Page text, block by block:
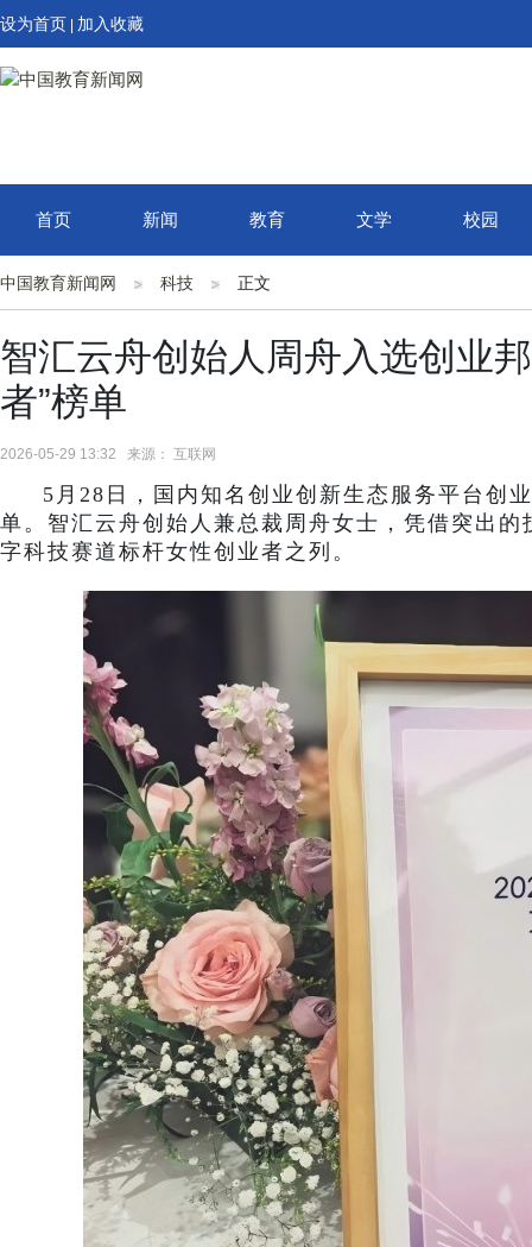
设为首页 加入收藏
首页 新闻 教育 文学 校园
中国教育新闻网 科技 正文
智汇云舟创始人周舟入选创业
者”榜单
2026-05-29 13:32 来源： 互联网
5月28日，国内知名创业创新生态服务平台创
单。智汇云舟创始人兼总裁周舟女士，凭借突出
字科技赛道标杆女性创业者之列。